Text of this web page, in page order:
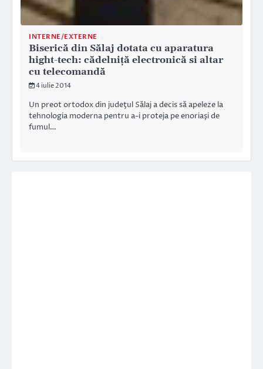
INTERNE/EXTERNE
Biserică din Sălaj dotata cu aparatura
hight-tech: cădelniţă electronică si altar
cu telecomandă
4 iulie 2014
Un preot ortodox din judeţul Sălaj a decis să apeleze la
tehnologia moderna pentru a-i proteja pe enoriaşi de
fumul…